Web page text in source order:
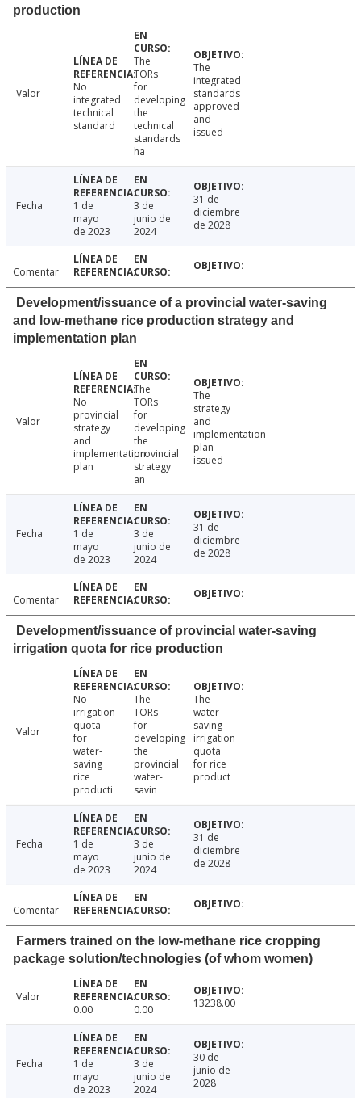
production
Valor
No
integrated
technical
standard
The
TORs
for
developing
the
technical
standards
ha
The
integrated
standards
approved
and
issued
Fecha
1 de
mayo
de 2023
3 de
junio de
2024
31 de
diciembre
de 2028
Comentar
Development/issuance of a provincial water-saving
and low-methane rice production strategy and
implementation plan
Valor
No
provincial
strategy
and
implementation
plan
The
TORs
for
developing
the
provincial
strategy
an
The
strategy
and
implementation
plan
issued
Fecha
1 de
mayo
de 2023
3 de
junio de
2024
31 de
diciembre
de 2028
Comentar
Development/issuance of provincial water-saving
irrigation quota for rice production
Valor
No
irrigation
quota
for
water-
saving
rice
producti
The
TORs
for
developing
the
provincial
water-
savin
The
water-
saving
irrigation
quota
for rice
product
Fecha
1 de
mayo
de 2023
3 de
junio de
2024
31 de
diciembre
de 2028
Comentar
Farmers trained on the low-methane rice cropping
package solution/technologies (of whom women)
Valor
0.00
0.00 13238.00
Fecha
1 de
mayo
de 2023
3 de
junio de
2024
30 de
junio de
2028